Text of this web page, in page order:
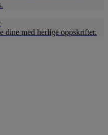
dine med herlige oppskrifter.